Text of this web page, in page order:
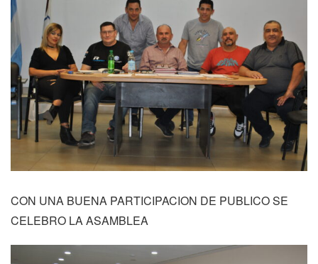
CON UNA BUENA PARTICIPACION DE PUBLICO SE
CELEBRO LA ASAMBLEA